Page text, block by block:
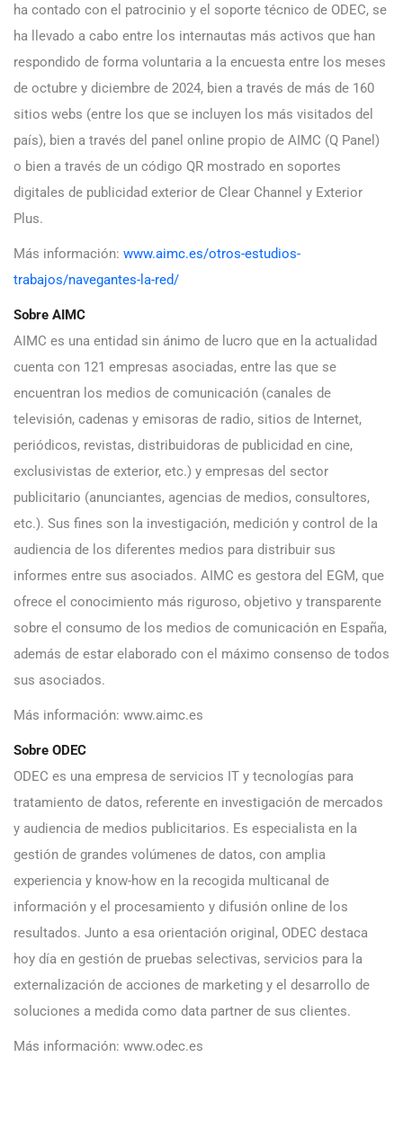
ha contado con el patrocinio y el soporte técnico de ODEC, se
ha llevado a cabo entre los internautas más activos que han
respondido de forma voluntaria a la encuesta entre los meses
de octubre y diciembre de 2024, bien a través de más de 160
sitios webs (entre los que se incluyen los más visitados del
país), bien a través del panel online propio de AIMC (Q Panel)
o bien a través de un código QR mostrado en soportes
digitales de publicidad exterior de Clear Channel y Exterior
Plus.
Más información: www.aimc.es/otros-estudios-
trabajos/navegantes-la-red/
Sobre AIMC
AIMC es una entidad sin ánimo de lucro que en la actualidad
cuenta con 121 empresas asociadas, entre las que se
encuentran los medios de comunicación (canales de
televisión, cadenas y emisoras de radio, sitios de Internet,
periódicos, revistas, distribuidoras de publicidad en cine,
exclusivistas de exterior, etc.) y empresas del sector
publicitario (anunciantes, agencias de medios, consultores,
etc.). Sus fines son la investigación, medición y control de la
audiencia de los diferentes medios para distribuir sus
informes entre sus asociados. AIMC es gestora del EGM, que
ofrece el conocimiento más riguroso, objetivo y transparente
sobre el consumo de los medios de comunicación en España,
además de estar elaborado con el máximo consenso de todos
sus asociados.
Más información: www.aimc.es
Sobre ODEC
ODEC es una empresa de servicios IT y tecnologías para
tratamiento de datos, referente en investigación de mercados
y audiencia de medios publicitarios. Es especialista en la
gestión de grandes volúmenes de datos, con amplia
experiencia y know-how en la recogida multicanal de
información y el procesamiento y difusión online de los
resultados. Junto a esa orientación original, ODEC destaca
hoy día en gestión de pruebas selectivas, servicios para la
externalización de acciones de marketing y el desarrollo de
soluciones a medida como data partner de sus clientes.
Más información: www.odec.es